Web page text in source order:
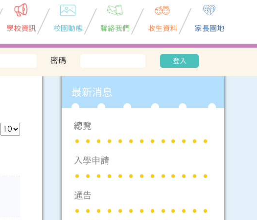
學校資訊 校園動態 聯絡我們 收生資料 家長園地
密碼 登入
最新消息
總覽
入學申請
通告